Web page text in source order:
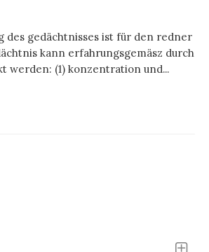
des gedächtnisses ist für den redner
kann erfahrungsgemäsz durch
werden: (1) konzentration und...